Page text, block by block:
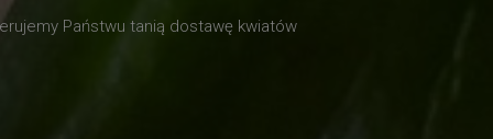
Państwu tanią dostawę kwiatów